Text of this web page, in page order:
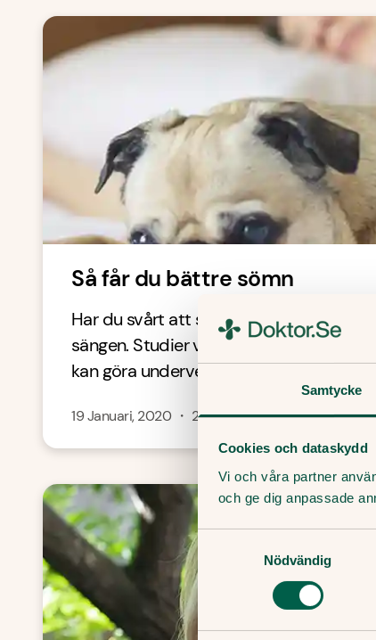
Samtycke
Cookies och dataskydd
Vi och våra partner
och ge dig anpassade
Samtyckesval
Nödvändig
Så får du bättre sömn
Har du svårt att sova? Låt hunden få
sängen. Studier visar nämligen att
kan göra underverk för sömnen. Om...
19 Januari, 2020・ 2min